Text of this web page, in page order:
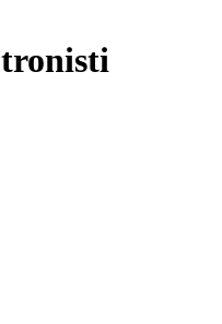
tronisti